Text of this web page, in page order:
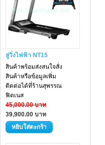
ลู่วิ่งไฟฟ้า NT15
สินค้าพร้อมส่งสนใจสั่ง
สินค้าหรือข้อมูลเพิ่ม
ติดต่อได้ที่ร้านสุพรรณ
ฟิตเนส
45,000.00 บาท
39,900.00 บาท